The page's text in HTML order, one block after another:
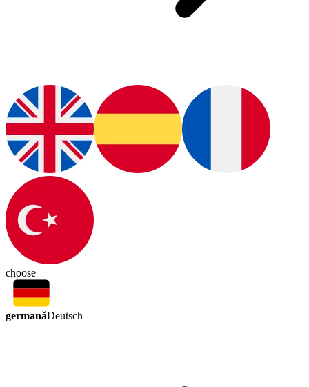
choose
germanăDeutsch